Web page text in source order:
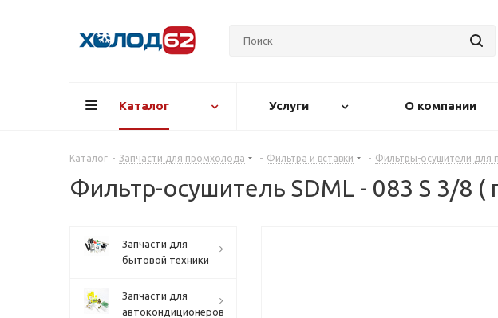
Каталог Услуги О компании
Каталог - Запчасти для промхолода - Фильтра и вставки - Фильтры-осушители для
Фильтр-осушитель SDML - 083 S 3/8 (
Запчасти для
бытовой техники
Запчасти для
автокондиционеров